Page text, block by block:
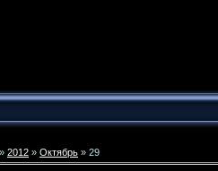
» 2012 » Октябрь » 29